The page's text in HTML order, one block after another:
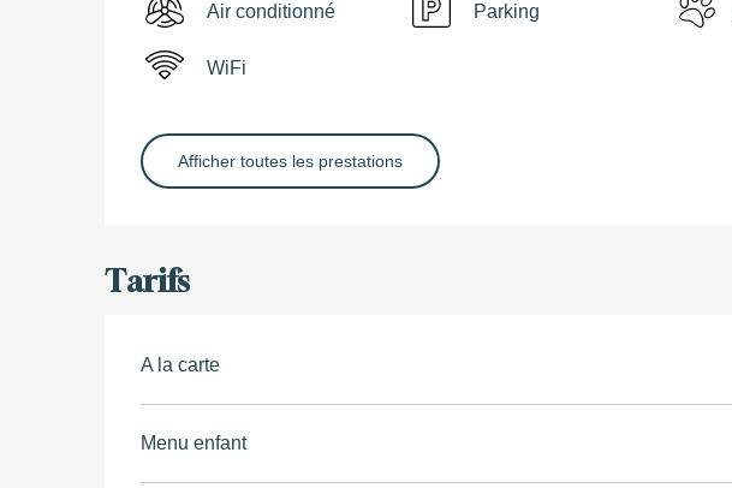
Air conditionné Parking
WiFi
Afficher toutes les prestations
Tarifs
A la carte
Menu enfant